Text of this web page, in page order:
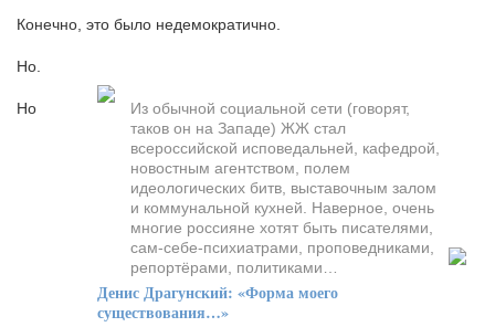
Конечно, это было недемократично.
Но.
Из обычной социальной сети (говорят,
таков он на Западе) ЖЖ стал
всероссийской исповедальней, кафедрой,
новостным агентством, полем
идеологических битв, выставочным залом
и коммунальной кухней. Наверное, очень
многие россияне хотят быть писателями,
сам-себе-психиатрами, проповедниками,
репортёрами, политиками…
Денис Драгунский: «Форма моего
существования…»
Но